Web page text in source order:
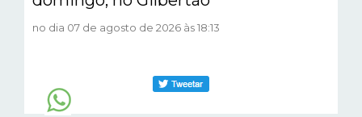
no dia 07 de agosto de 2026 às 18:13